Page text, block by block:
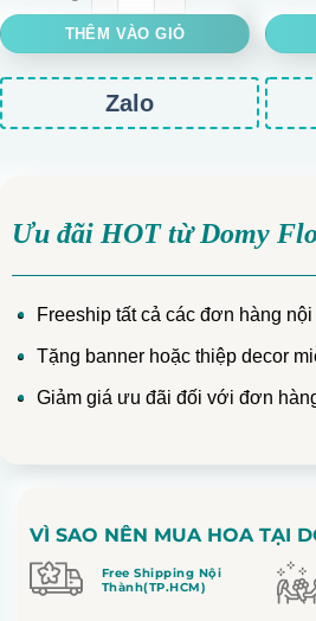
THÊM VÀO GIỎ
Zalo
Ưu đãi HOT từ Domy
Freeship tất cả các đơn hàng nội
Tặng banner hoặc thiệp decor
Giảm giá ưu đãi đối với đơn
VÌ SAO NÊN MUA HOA TẠI
Free Shipping Nội
Thành(TP.HCM)